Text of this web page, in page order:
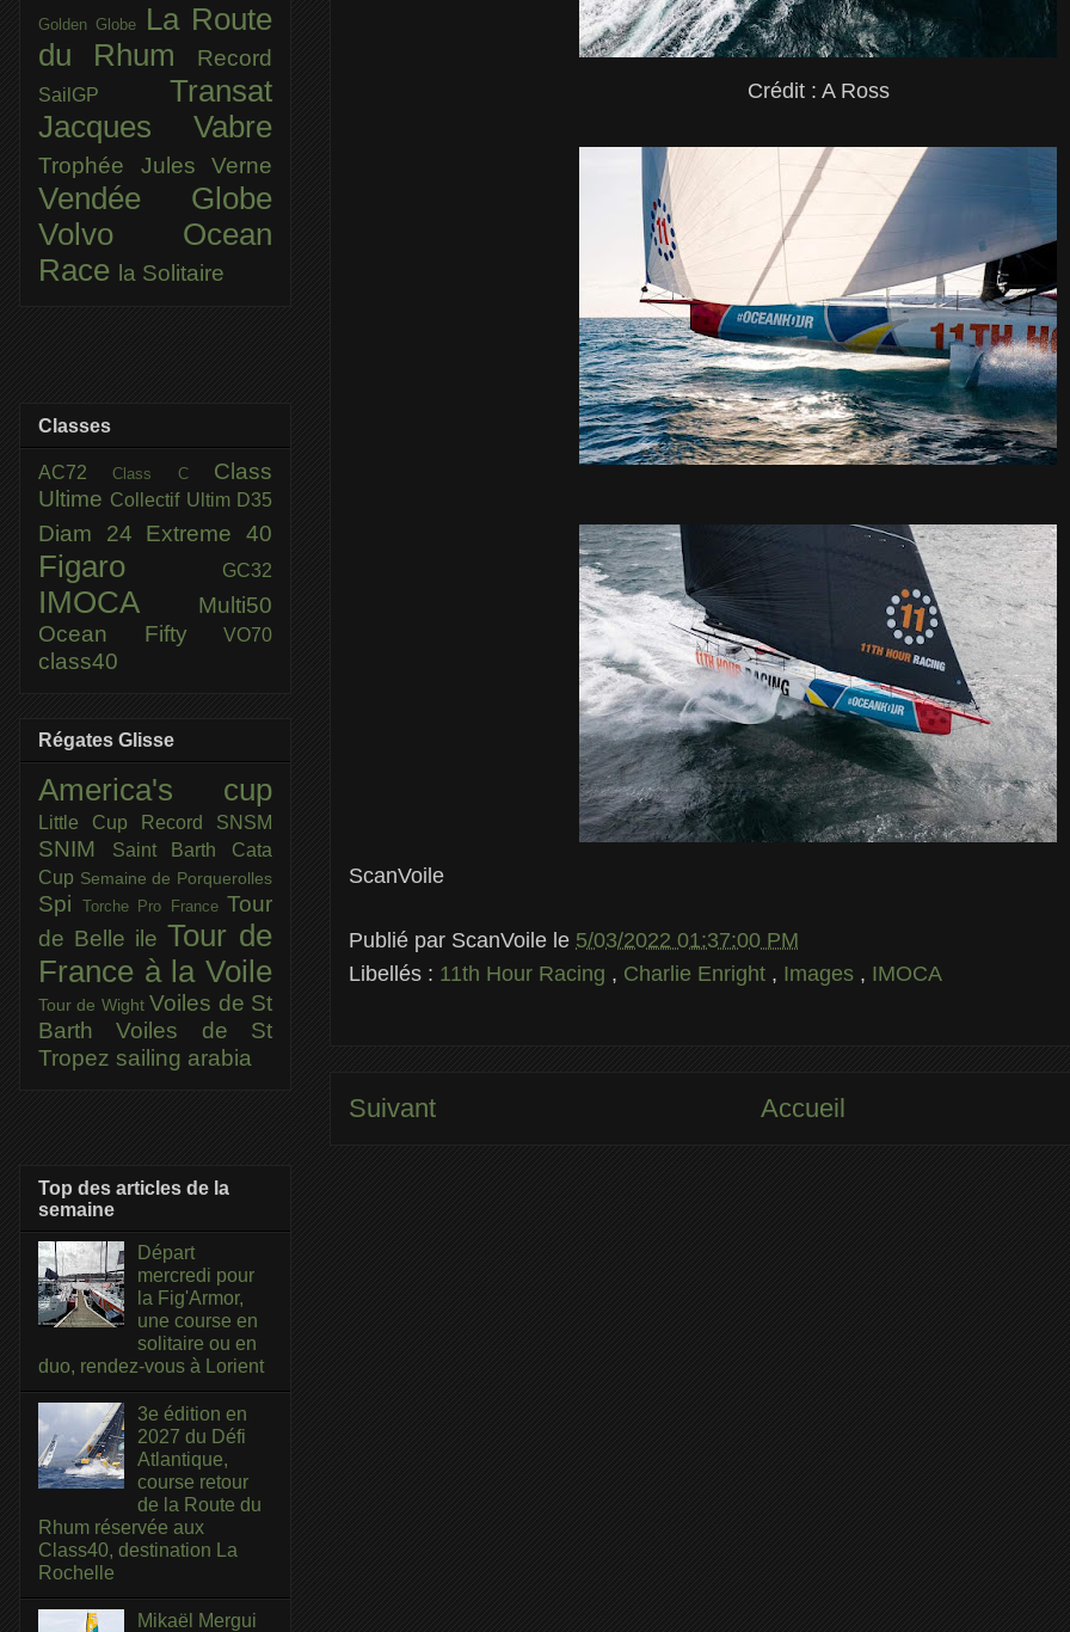
Crédit : A Ross
ScanVoile
Publié par ScanVoile le 5/03/2022 01:37:00 PM
Libellés : 11th Hour Racing , Charlie Enright , Images , IMOCA
Suivant Accueil
Golden Globe
La Route
du Rhum
Record
SailGP Transat
Jacques Vabre
Trophée Jules Verne
Vendée Globe
Volvo Ocean
Race la Solitaire
Classes
AC72Class C Class
Ultime Collectif Ultim D35
Diam 24 Extreme 40
Figaro GC32
IMOCA
Multi50
Ocean Fifty
VO70
class40
Régates Glisse
America's cup
Little Cup Record SNSM
SNIM
Saint Barth Cata
Cup Semaine de Porquerolles
Spi Torche Pro France Tour
de Belle ile Tour de
France à la Voile
Tour de Wight Voiles de St
BarthVoiles de St
Tropez sailing arabia
Top des articles de la
semaine
Départ
mercredi pour
la Fig'Armor,
une course en
solitaire ou en
duo, rendez-vous à Lorient
3e édition en
2027 du Défi
Atlantique,
course retour
de la Route du
Rhum réservée aux
Class40, destination La
Rochelle
Mikaël Mergui